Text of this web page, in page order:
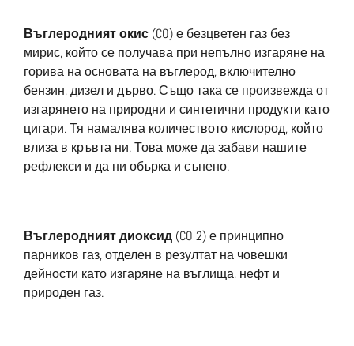
Въглеродният окис (CO) е безцветен газ без
мирис, който се получава при непълно изгаряне на
горива на основата на въглерод, включително
бензин, дизел и дърво. Също така се произвежда от
изгарянето на природни и синтетични продукти като
цигари. Тя намалява количеството кислород, който
влиза в кръвта ни. Това може да забави нашите
рефлекси и да ни обърка и сънено.
Въглеродният диоксид (CO 2) е принципно
парников газ, отделен в резултат на човешки
дейности като изгаряне на въглища, нефт и
природен газ.